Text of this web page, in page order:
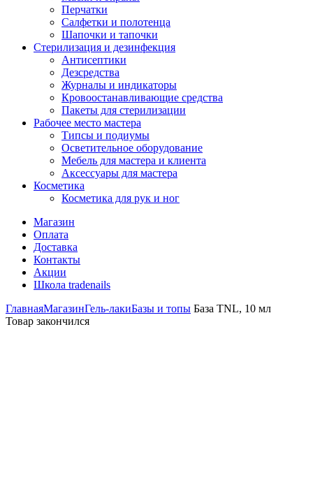
Перчатки
Салфетки и полотенца
Шапочки и тапочки
Стерилизация и дезинфекция
Антисептики
Дезсредства
Журналы и индикаторы
Кровоостанавливающие средства
Пакеты для стерилизации
Рабочее место мастера
Типсы и подиумы
Осветительное оборудование
Мебель для мастера и клиента
Аксессуары для мастера
Косметика
Косметика для рук и ног
Магазин
Оплата
Доставка
Контакты
Акции
Школа tradenails
ГлавнаяМагазинГель-лакиБазы и топы База TNL, 10 мл
Товар закончился